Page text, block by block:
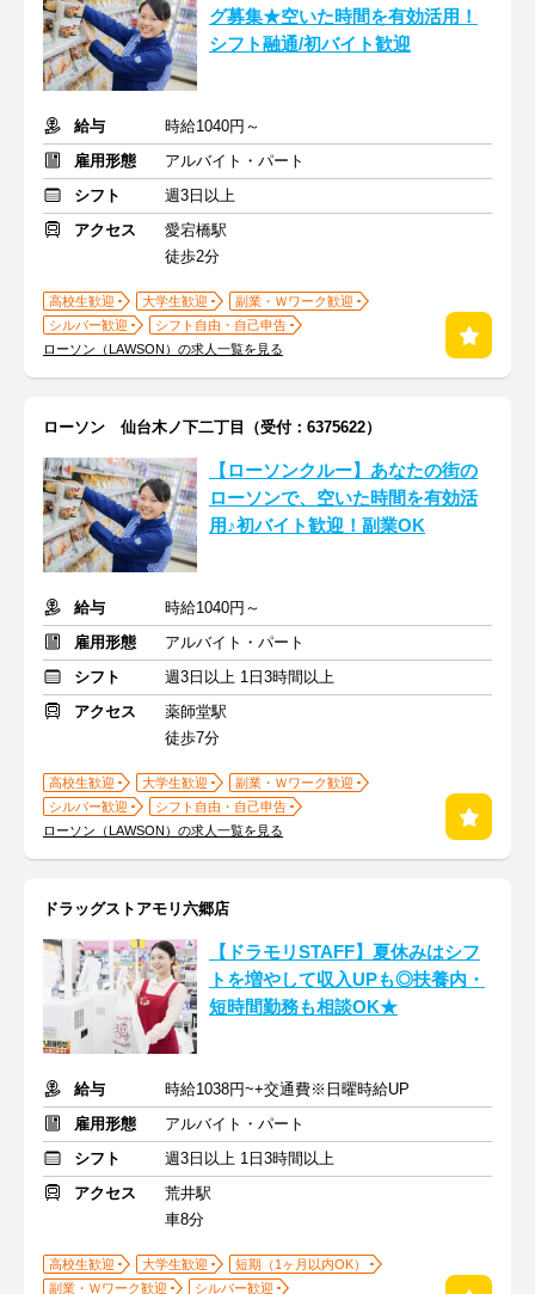
グ募集★空いた時間を有効活用！
シフト融通/初バイト歓迎
給与
時給1040円～
雇用形態
アルバイト・パート
シフト
週3日以上
アクセス
愛宕橋駅
徒歩2分
高校生歓迎 大学生歓迎
副業・Ｗワーク歓迎
シルバー歓迎
シフト自由・自己申告
ローソン（LAWSON）の求人一覧を見る
ローソン 仙台木ノ下二丁目（受付：6375622）
【ローソンクルー】あなたの街の
ローソンで、空いた時間を有効活
用♪初バイト歓迎！副業OK
給与
時給1040円～
雇用形態
アルバイト・パート
シフト
週3日以上 1日3時間以上
アクセス
薬師堂駅
徒歩7分
高校生歓迎 大学生歓迎
副業・Ｗワーク歓迎
シルバー歓迎
シフト自由・自己申告
ローソン（LAWSON）の求人一覧を見る
ドラッグストアモリ六郷店
【ドラモリSTAFF】夏休みはシフ
トを増やして収入UPも◎扶養内・
短時間勤務も相談OK★
給与
時給1038円~+交通費※日曜時給UP
雇用形態
アルバイト・パート
シフト
週3日以上 1日3時間以上
アクセス
荒井駅
車8分
高校生歓迎 大学生歓迎
短期（1ヶ月以内OK）
副業・Ｗワーク歓迎
シルバー歓迎